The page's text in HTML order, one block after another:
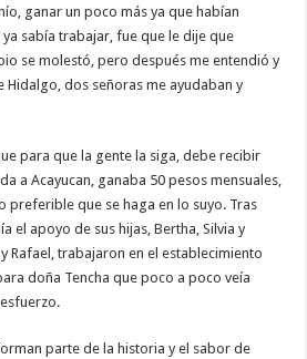
ganar un poco más ya que habían
sabía trabajar, fue que le dije que
se molestó, pero después me entendió y
Hidalgo, dos señoras me ayudaban y
para que la gente la siga, debe recibir
a Acayucan, ganaba 50 pesos mensuales,
preferible que se haga en lo suyo. Tras
el apoyo de sus hijas, Bertha, Silvia y
Rafael, trabajaron en el establecimiento
doña Tencha que poco a poco veía
parte de la historia y el sabor de